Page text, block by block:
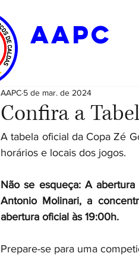
aapc
Confira a
AAPC 5 de mar. de 2024
A tabela oficial da Copa Zé
horários e locais dos jogos.
Não se esqueça: A
Antonio Molinari, a
abertura oficial às 19:00h.
Prepare-se para uma